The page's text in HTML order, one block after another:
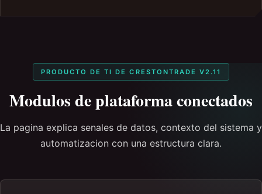
PRODUCTO DE TI DE CRESTONTRADE V2.11
Modulos de plataforma conectados
La pagina explica senales de datos, contexto del sistema y
automatizacion con una estructura clara.